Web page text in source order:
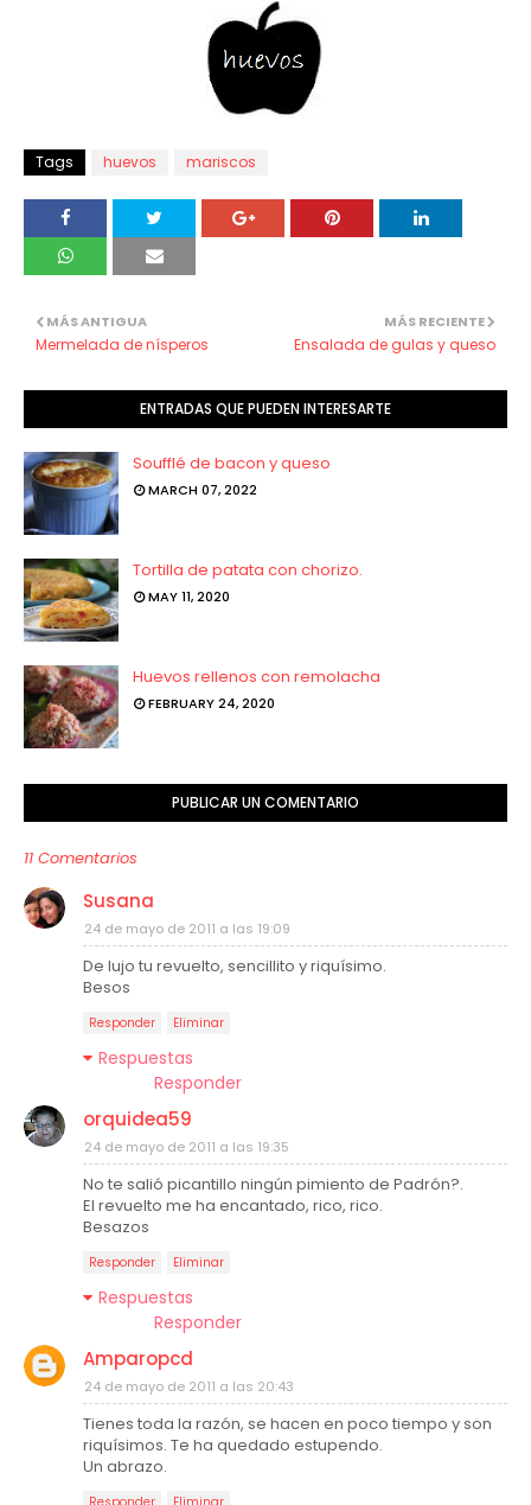
Tags huevos mariscos
MÁS RECIENTE
Ensalada de gulas y queso
MÁS ANTIGUA
Mermelada de nísperos
ENTRADAS QUE PUEDEN INTERESARTE
Soufflé de bacon y queso
MARCH 07, 2022
Tortilla de patata con chorizo.
MAY 11, 2020
Huevos rellenos con remolacha
FEBRUARY 24, 2020
PUBLICAR UN COMENTARIO
11 Comentarios
Susana
24 de mayo de 2011 a las 19:09
De lujo tu revuelto, sencillito y riquísimo.
Besos
Responder Eliminar
Respuestas
Responder
orquidea59
24 de mayo de 2011 a las 19:35
No te salió picantillo ningún pimiento de Padrón?.
El revuelto me ha encantado, rico, rico.
Besazos
Responder Eliminar
Respuestas
Responder
Amparopcd
24 de mayo de 2011 a las 20:43
Tienes toda la razón, se hacen en poco tiempo y son
riquísimos. Te ha quedado estupendo.
Un abrazo.
Responder Eliminar